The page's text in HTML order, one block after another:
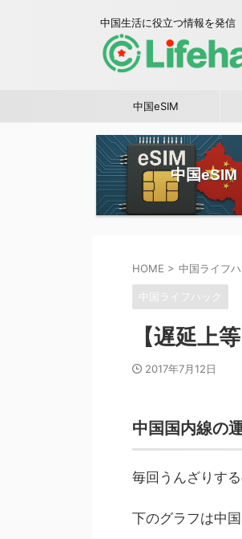
中国生活に役立つ情報を発信
中国eSIM
中国eSIM
HOME > 中国ライフ
中国ライフハック
【遅延上
2017年7月12日
中国国内線の
毎回うんざりす
下のグラフは中